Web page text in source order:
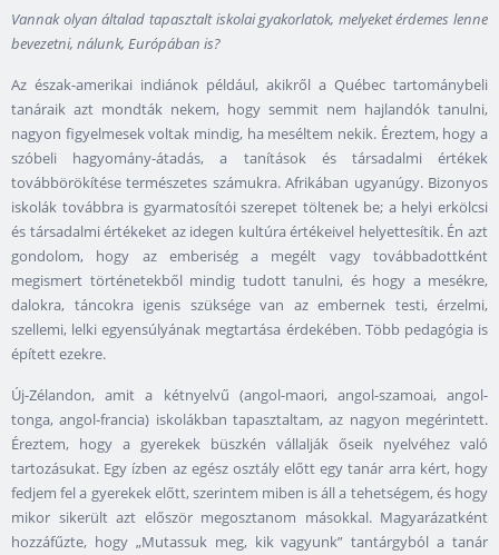
Vannak olyan általad tapasztalt iskolai gyakorlatok, melyeket érdemes lenne
bevezetni, nálunk, Európában is?
Az észak-amerikai indiánok például, akikről a Québec tartománybeli
tanáraik azt mondták nekem, hogy semmit nem hajlandók tanulni,
nagyon figyelmesek voltak mindig, ha meséltem nekik. Éreztem, hogy a
szóbeli hagyomány-átadás, a tanítások és társadalmi értékek
továbbörökítése természetes számukra. Afrikában ugyanúgy. Bizonyos
iskolák továbbra is gyarmatosítói szerepet töltenek be; a helyi erkölcsi
és társadalmi értékeket az idegen kultúra értékeivel helyettesítik. Én azt
gondolom, hogy az emberiség a megélt vagy továbbadottként
megismert történetekből mindig tudott tanulni, és hogy a mesékre,
dalokra, táncokra igenis szüksége van az embernek testi, érzelmi,
szellemi, lelki egyensúlyának megtartása érdekében. Több pedagógia is
épített ezekre.
Új-Zélandon, amit a kétnyelvű (angol-maori, angol-szamoai, angol-
tonga, angol-francia) iskolákban tapasztaltam, az nagyon megérintett.
Éreztem, hogy a gyerekek büszkén vállalják őseik nyelvéhez való
tartozásukat. Egy ízben az egész osztály előtt egy tanár arra kért, hogy
fedjem fel a gyerekek előtt, szerintem miben is áll a tehetségem, és hogy
mikor sikerült azt először megosztanom másokkal. Magyarázatként
hozzáfűzte, hogy „Mutassuk meg, kik vagyunk” tantárgyból a tanár